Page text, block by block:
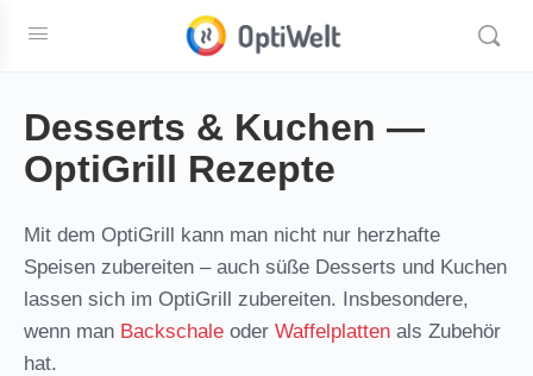
Desserts & Kuchen —
OptiGrill Rezepte
Mit dem OptiGrill kann man nicht nur herzhafte
Speisen zubereiten – auch süße Desserts und Kuchen
lassen sich im OptiGrill zubereiten. Insbesondere,
wenn man Backschale oder Waffelplatten als Zubehör
hat.